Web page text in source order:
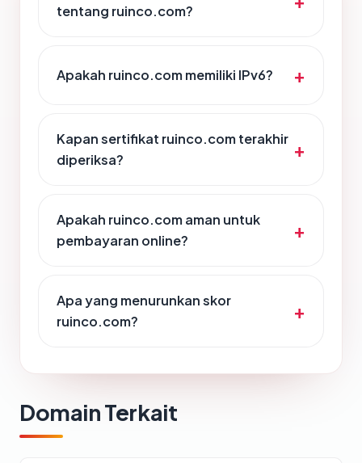
tentang ruinco.com?
Apakah ruinco.com memiliki IPv6?
Kapan sertifikat ruinco.com terakhir
diperiksa?
Apakah ruinco.com aman untuk
pembayaran online?
Apa yang menurunkan skor
ruinco.com?
Domain Terkait